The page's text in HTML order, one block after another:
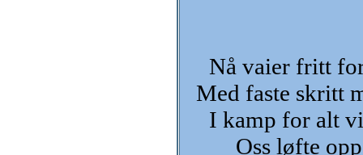
Nå vaier fritt
Med faste skritt
I kamp for alt
Oss løfte